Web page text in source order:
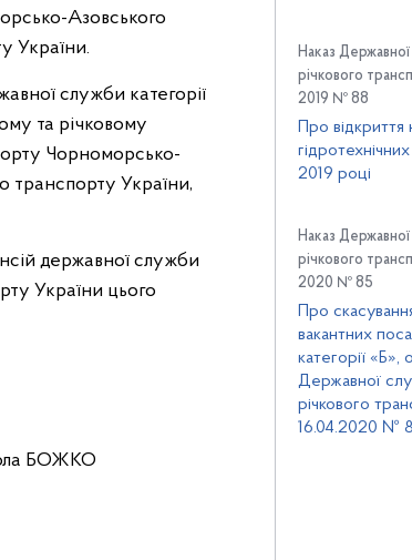
Азовського
України.
служби категорії
та річковому
Чорноморсько-
транспорту України,
державної служби
України цього
Наказ
річкового
2019 № 88
Про відкриття
2019 році
Наказ
річкового
2020 № 85
Про
вакантних
категорії
Державної
річкового
16.04.2020 №